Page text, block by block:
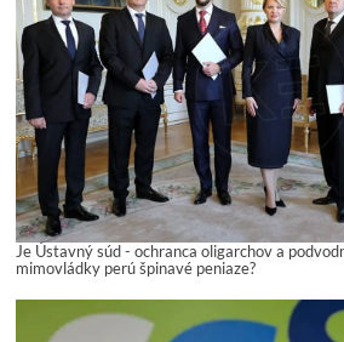
Je Ústavný súd - ochranca oligarchov a
mimovládky perú špinavé peniaze?